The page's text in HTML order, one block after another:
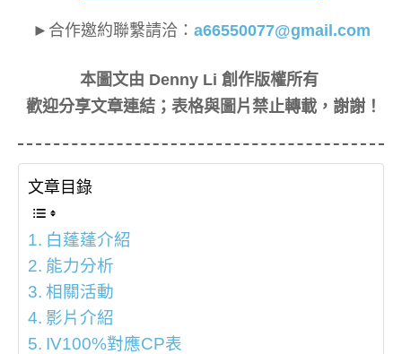
►合作邀約聯繫請洽： a66550077@gmail.com
本圖文由 Denny Li 創作版權所有
歡迎分享文章連結；表格與圖片禁止轉載，謝謝！
文章目錄
白蓬蓬介紹
能力分析
相關活動
影片介紹
IV100%對應CP表